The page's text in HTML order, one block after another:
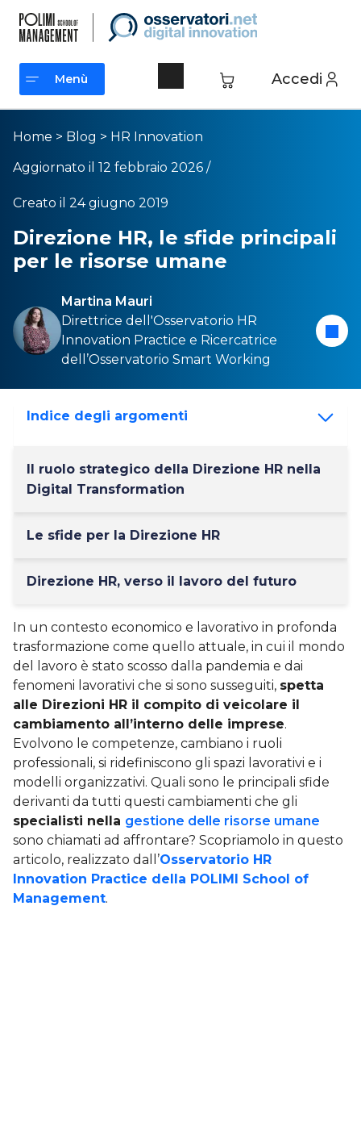
Accedi
Menù
Menù
Home > Blog > HR Innovation
Aggiornato il 12 febbraio 2026 /
Creato il 24 giugno 2019
Direzione HR, le sfide principali
per le risorse umane
Martina Mauri
Direttrice dell'Osservatorio HR
Innovation Practice e Ricercatrice
dell’Osservatorio Smart Working
Indice degli argomenti
Il ruolo strategico della Direzione HR nella
Digital Transformation
Le sfide per la Direzione HR
Direzione HR, verso il lavoro del futuro
In un contesto economico e lavorativo in profonda
trasformazione come quello attuale, in cui il mondo
del lavoro è stato scosso dalla pandemia e dai
fenomeni lavorativi che si sono susseguiti, spetta
alle Direzioni HR il compito di veicolare il
cambiamento all’interno delle imprese.
Evolvono le competenze, cambiano i ruoli
professionali, si ridefiniscono gli spazi lavorativi e i
modelli organizzativi. Quali sono le principali sfide
derivanti da tutti questi cambiamenti che gli
specialisti nella gestione delle risorse umane
sono chiamati ad affrontare? Scopriamolo in questo
articolo, realizzato dall’Osservatorio HR
Innovation Practice della POLIMI School of
Management.